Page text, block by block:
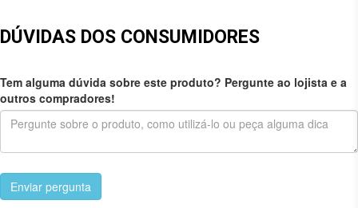
DÚVIDAS DOS CONSUMIDORES
Tem alguma dúvida sobre este produto? Pergunte ao lojista e a
outros compradores!
Enviar pergunta